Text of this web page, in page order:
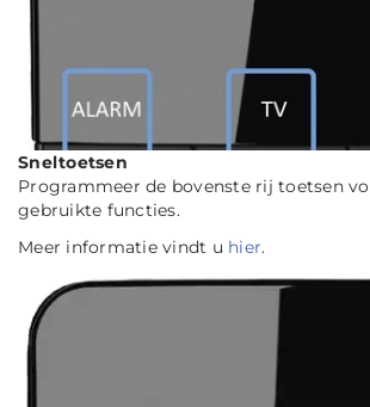
Sneltoetsen
Programmeer de bovenste rij toetsen
gebruikte functies.
Meer informatie vindt u hier.